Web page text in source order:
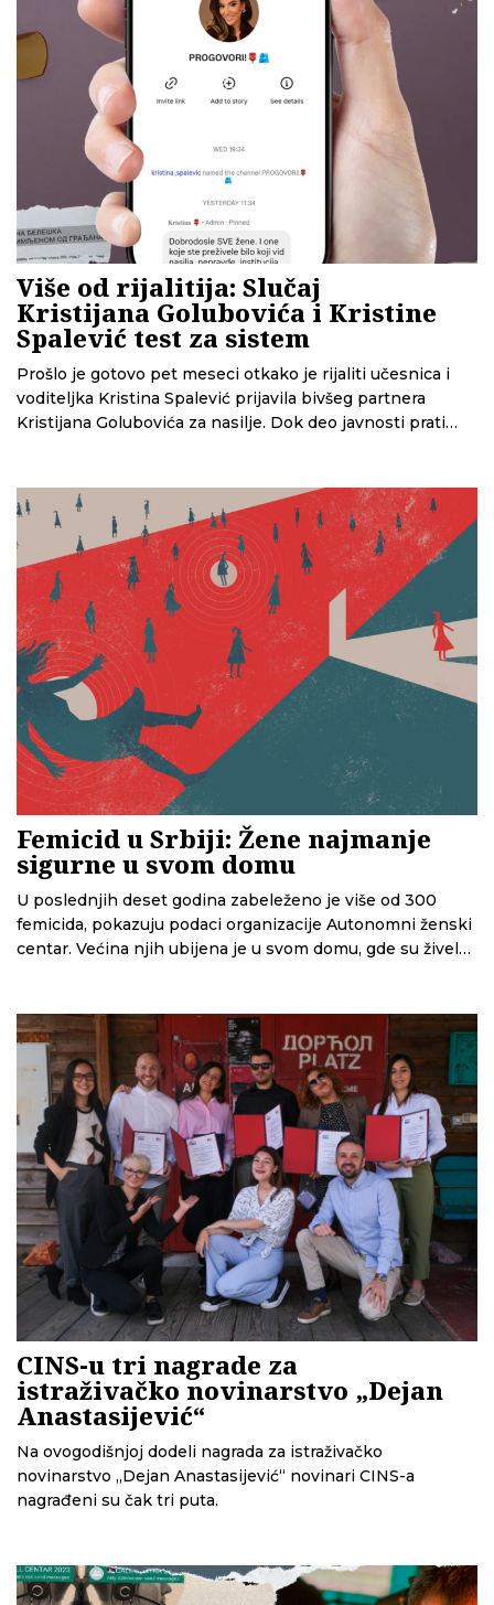
Više od rijalitija: Slučaj
Kristijana Golubovića i Kristine
Spalević test za sistem
Prošlo je gotovo pet meseci otkako je rijaliti učesnica i
voditeljka Kristina Spalević prijavila bivšeg partnera
Kristijana Golubovića za nasilje. Dok deo javnosti prati
porodici, zlostavljanje životinja i neovlašćeno deljenje
intimnog snimaka u ovom slučaju.
Femicid u Srbiji: Žene najmanje
sigurne u svom domu
U poslednjih deset godina zabeleženo je više od 300
femicida, pokazuju podaci organizacije Autonomni ženski
centar. Većina njih ubijena je u svom domu, gde su živele
CINS-u tri nagrade za
istraživačko novinarstvo „Dejan
Anastasijević“
Na ovogodišnjoj dodeli nagrada za istraživačko
novinarstvo „Dejan Anastasijević“ novinari CINS-a
nagrađeni su čak tri puta.